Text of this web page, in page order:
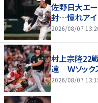
佐野日大エ
封…憧れアイ
2026/08/07
村上宗隆22
遠 Ｗソック
2026/08/07